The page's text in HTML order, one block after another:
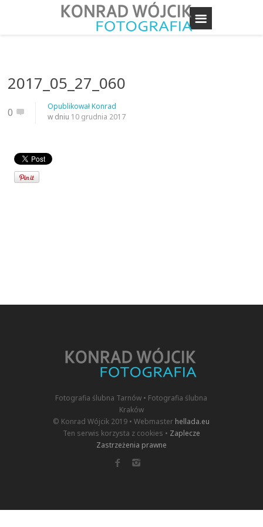
2017_05_27_060
0 OpublikowałKonrad
w dniu 10 grudnia 2017
Fotografia ślubna Tarnów • Fotografia ślubna
Kraków
© Konrad Wójcik 2019 • Webmaster hellada.eu
Ten serwis korzysta z cookies • Zaplecze
Zastrzeżenia prawne